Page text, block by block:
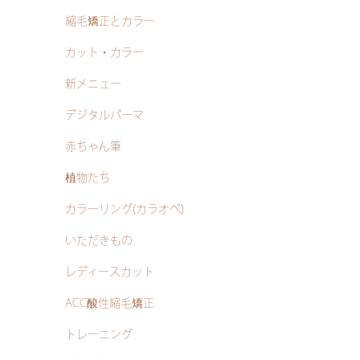
縮毛矯正とカラー
カット・カラー
新メニュー
デジタルパーマ
赤ちゃん筆
植物たち
カラーリング(カラオペ)
いただきもの
レディースカット
ACC酸性縮毛矯正
トレーニング